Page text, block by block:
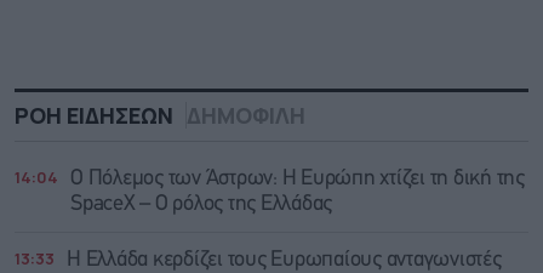
ΡΟΗ ΕΙΔΗΣΕΩΝ ΔΗΜΟΦΙΛΗ
14:04
Ο Πόλεμος των Άστρων: Η Ευρώπη χτίζει τη δική της
SpaceX – Ο ρόλος της Ελλάδας
13:33
Η Ελλάδα κερδίζει τους Ευρωπαίους ανταγωνιστές